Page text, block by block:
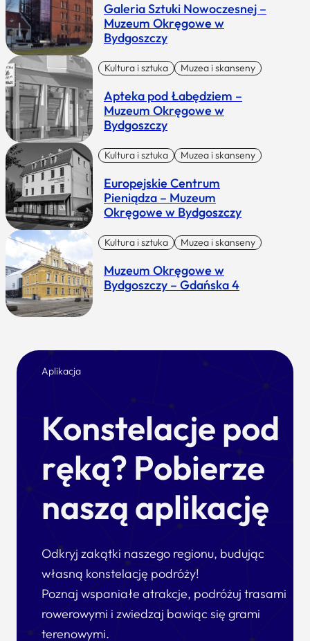
Galeria Sztuki Nowoczesnej –
Muzeum Okręgowe w
Bydgoszczy
Kultura i sztuka Muzea i skanseny
Apteka pod Łabędziem –
Muzeum Okręgowe w
Bydgoszczy
Kultura i sztuka Muzea i skanseny
Europejskie Centrum
Pieniądza – Muzeum
Okręgowe w Bydgoszczy
Kultura i sztuka Muzea i skanseny
Muzeum Okręgowe w
Bydgoszczy – Gdańska 4
Aplikacja
Konstelacje pod
ręką? Pobierze
naszą aplikację
Odkryj zakątki naszego regionu, budując
własną konstelację podróży!
Poznaj wspaniałe atrakcje, podróżuj trasami
rowerowymi i zwiedzaj bawiąc się grami
terenowymi.